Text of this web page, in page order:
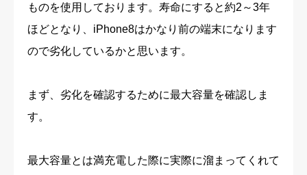
ものを使用しております。寿命にすると約2～3年
ほどとなり、iPhone8はかなり前の端末になります
ので劣化しているかと思います。
まず、劣化を確認するために最大容量を確認しま
す。
最大容量とは満充電した際に実際に溜まってくれて